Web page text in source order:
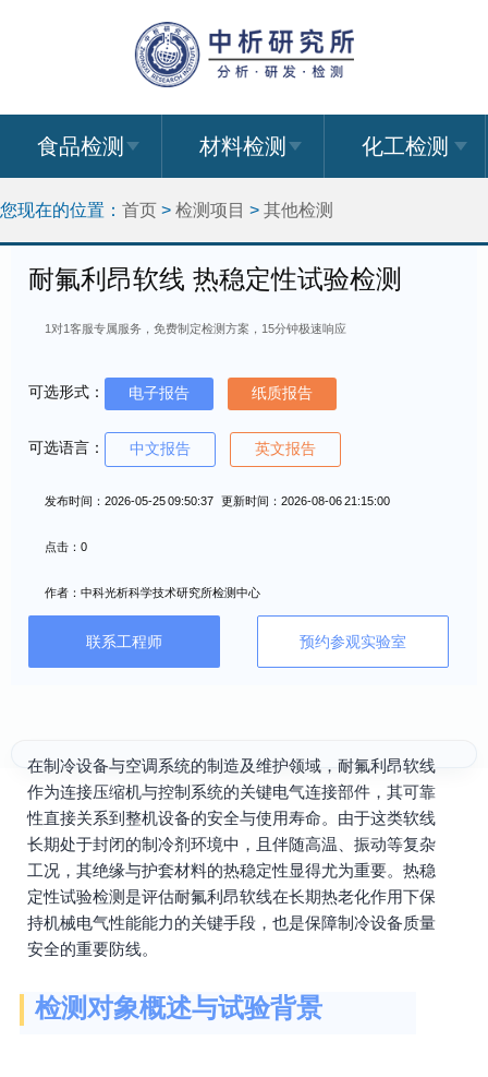
食品检测 材料检测 化工检测
您现在的位置： 首页 > 检测项目 > 其他检测
耐氟利昂软线 热稳定性试验检测
1对1客服专属服务，免费制定检测方案，15分钟极速响应
可选形式： 电子报告 纸质报告
可选语言： 中文报告 英文报告
发布时间：2026-05-25 09:50:37 更新时间：2026-08-06 21:15:00
点击：0
作者：中科光析科学技术研究所检测中心
联系工程师 预约参观实验室
在制冷设备与空调系统的制造及维护领域，耐氟利昂软线
作为连接压缩机与控制系统的关键电气连接部件，其可靠
性直接关系到整机设备的安全与使用寿命。由于这类软线
长期处于封闭的制冷剂环境中，且伴随高温、振动等复杂
工况，其绝缘与护套材料的热稳定性显得尤为重要。热稳
定性试验检测是评估耐氟利昂软线在长期热老化作用下保
持机械电气性能能力的关键手段，也是保障制冷设备质量
安全的重要防线。
检测对象概述与试验背景